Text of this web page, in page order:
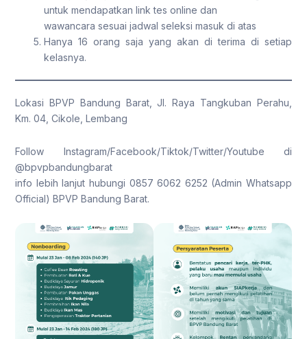
untuk mendapatkan link tes online dan
wawancara sesuai jadwal seleksi masuk di atas
Hanya 16 orang saja yang akan di terima di setiap
kelasnya.
Lokasi BPVP Bandung Barat, Jl. Raya Tangkuban Perahu,
Km. 04, Cikole, Lembang
Follow Instagram/Facebook/Tiktok/Twitter/Youtube di
@bpvpbandungbarat
info lebih lanjut hubungi 0857 6062 6252 (Admin Whatsapp
Official) BPVP Bandung Barat.